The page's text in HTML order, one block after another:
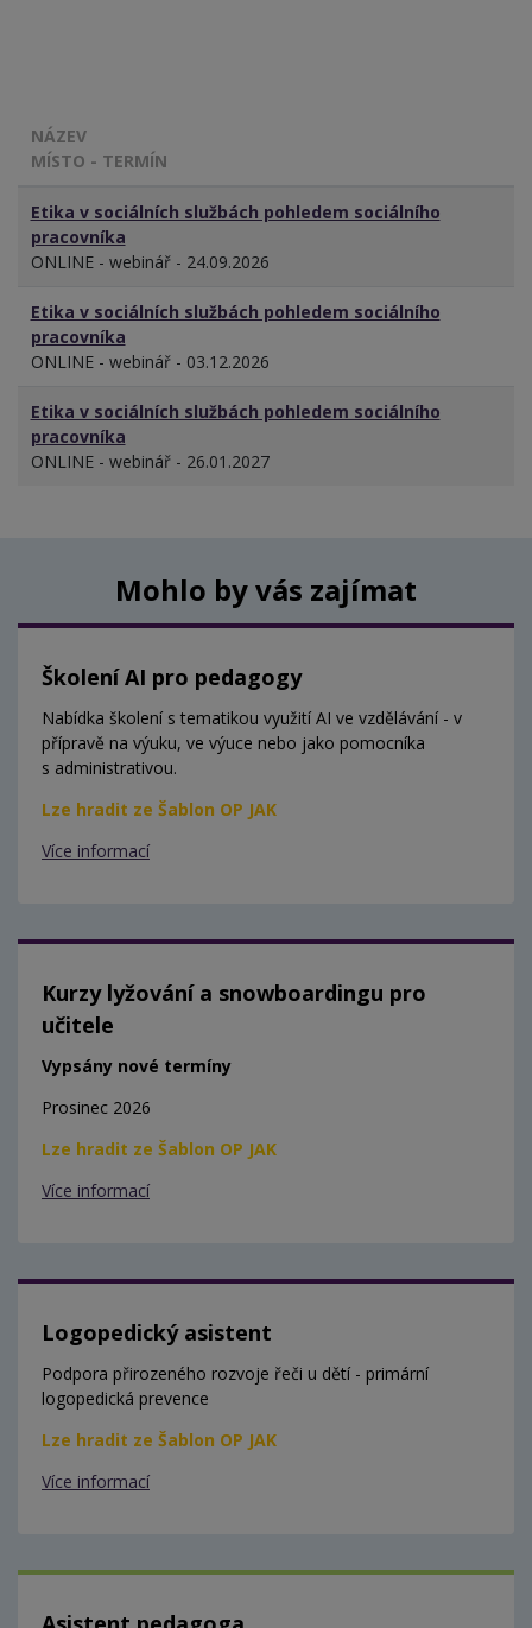
NÁZEV
MÍSTO - TERMÍN
Etika v sociálních službách pohledem sociálního
pracovníka
ONLINE - webinář - 24.09.2026
Etika v sociálních službách pohledem sociálního
pracovníka
ONLINE - webinář - 03.12.2026
Etika v sociálních službách pohledem sociálního
pracovníka
ONLINE - webinář - 26.01.2027
Mohlo by vás zajímat
Školení AI pro pedagogy
Nabídka školení s tematikou využití AI ve vzdělávání - v
přípravě na výuku, ve výuce nebo jako pomocníka
s administrativou.
Lze hradit ze Šablon OP JAK
Více informací
Kurzy lyžování a snowboardingu pro
učitele
Vypsány nové termíny
Prosinec 2026
Lze hradit ze Šablon OP JAK
Více informací
Logopedický asistent
Podpora přirozeného rozvoje řeči u dětí - primární
logopedická prevence
Lze hradit ze Šablon OP JAK
Více informací